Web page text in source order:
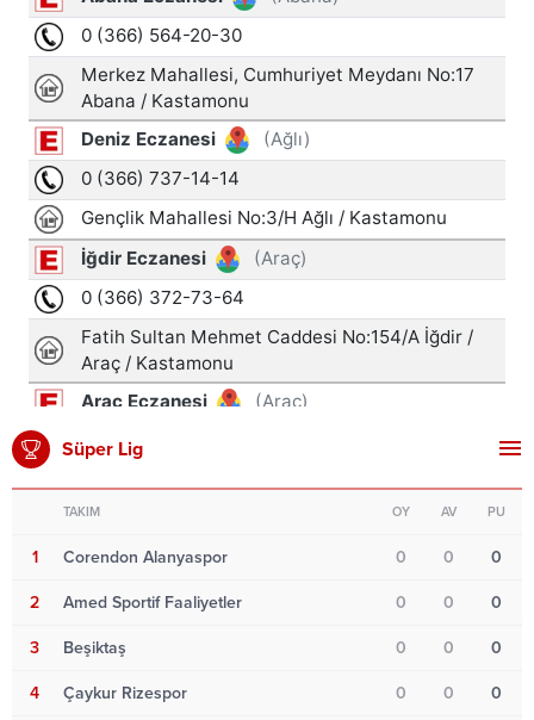
Süper Lig
TAKIM OY AV PU
1 Corendon Alanyaspor 0 0 0
2 Amed Sportif Faaliyetler 0 0 0
3 Beşiktaş 0 0 0
4 Çaykur Rizespor 0 0 0